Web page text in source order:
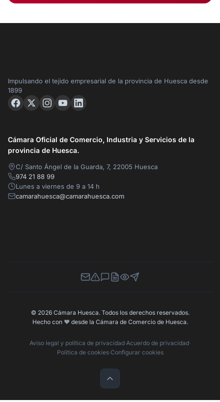
Impulsando el tejido empresarial de la provincia de Huesca desde
1899
Cámara Oficial de Comercio, Industria y Servicios de la
provincia de Huesca.
C/ Santo Ángel de la Guarda, 7, 22005 Huesca
974 21 88 99
Lunes a viernes de 9 a 14 h
camarahuesca@camarahuesca.com
Newsletter
Canal de Denuncias
Buzón de Sugerencias
Perfil Contratante
Ley de Transparencia
Contacta con nosotros
© 2026 Cámara Huesca. Todos los derechos reservados.
Hecho con ❤️desde la Cámara de Comercio de Huesca.
Aviso legal y política de privacidad·Acuerdo de privacidad·
Política de cookies·Configurar cookies